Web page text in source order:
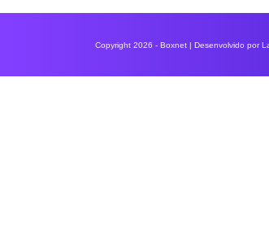
Copyright 2026 - Boxnet | Desenvolvido por